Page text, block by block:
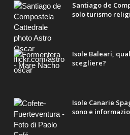
Santiago de
solo turismo
Isole Baleari,
scegliere?
Isole Canarie
sono e